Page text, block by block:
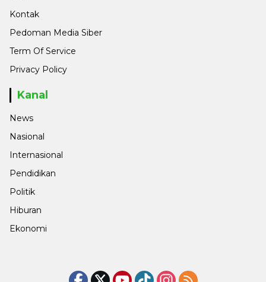
Kontak
Pedoman Media Siber
Term Of Service
Privacy Policy
Kanal
News
Nasional
Internasional
Pendidikan
Politik
Hiburan
Ekonomi